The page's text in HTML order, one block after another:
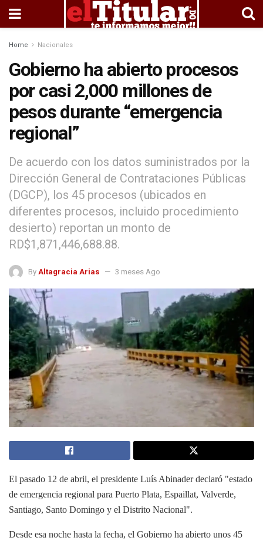
Home Nacionales
Gobierno ha abierto procesos
por casi 2,000 millones de
pesos durante “emergencia
regional”
De acuerdo con los datos suministrados por la
Dirección General de Contrataciones Públicas
(DGCP), los 45 procesos (ubicados en
diferentes procesos, incluido procedimiento
desierto) reportan un monto de
RD$1,871,446,688.88.
By Altagracia Arias 3 meses Ago
El pasado 12 de abril, el presidente Luís Abinader declaró "estado
de emergencia regional para Puerto Plata, Espaillat, Valverde,
Santiago, Santo Domingo y el Distrito Nacional".
Desde esa noche hasta la fecha, el Gobierno ha abierto unos 45